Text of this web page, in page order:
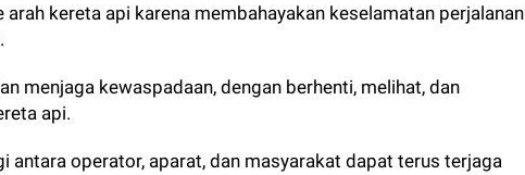
kereta api karena membahayakan keselamatan perjalanan
menjaga kewaspadaan, dengan berhenti, melihat, dan
api.
antara operator, aparat, dan masyarakat dapat terus terjaga